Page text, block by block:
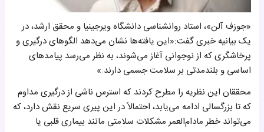
«جوزف آلن»، استاد روانشناسی دانشگاه ویرجینیا و محقق ارشد، در
یک بیانیه خبری گفت:«این یافته‌ها نشان می‌دهد الگوهای درگیری و
پرخاشگری که از نوجوانی آغاز می‌شوند، به نظر می‌رسد پیامدهای
اساسی و بلندمدتی بر سلامت جسمی دارند.»
محققان این نظریه را مطرح کردند که استرس ناشی از درگیری مداوم
که تا بزرگسالی ادامه می‌یابد، احتمالاً در این پیری سریع نقش دارد، که
می‌تواند خطر مادام‌العمر مشکلات سلامتی مانند بیماری قلبی یا